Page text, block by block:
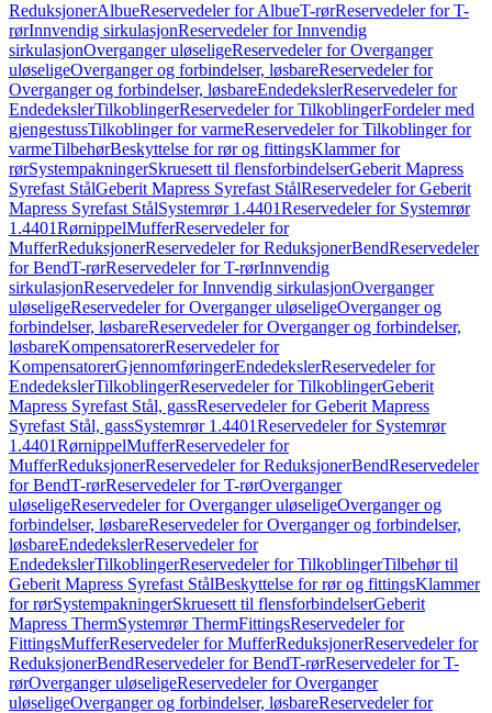
ReduksjonerAlbueReservedeler for AlbueT-rørReservedeler for T-
rørInnvendig sirkulasjonReservedeler for Innvendig
sirkulasjonOverganger uløseligeReservedeler for Overganger
uløseligeOverganger og forbindelser, løsbareReservedeler for
Overganger og forbindelser, løsbareEndedekslerReservedeler for
EndedekslerTilkoblingerReservedeler for TilkoblingerFordeler med
gjengestussTilkoblinger for varmeReservedeler for Tilkoblinger for
varmeTilbehørBeskyttelse for rør og fittingsKlammer for
rørSystempakningerSkruesett til flensforbindelserGeberit Mapress
Syrefast StålGeberit Mapress Syrefast StålReservedeler for Geberit
Mapress Syrefast StålSystemrør 1.4401Reservedeler for Systemrør
1.4401RørnippelMufferReservedeler for
MufferReduksjonerReservedeler for ReduksjonerBendReservedeler
for BendT-rørReservedeler for T-rørInnvendig
sirkulasjonReservedeler for Innvendig sirkulasjonOverganger
uløseligeReservedeler for Overganger uløseligeOverganger og
forbindelser, løsbareReservedeler for Overganger og forbindelser,
løsbareKompensatorerReservedeler for
KompensatorerGjennomføringerEndedekslerReservedeler for
EndedekslerTilkoblingerReservedeler for TilkoblingerGeberit
Mapress Syrefast Stål, gassReservedeler for Geberit Mapress
Syrefast Stål, gassSystemrør 1.4401Reservedeler for Systemrør
1.4401RørnippelMufferReservedeler for
MufferReduksjonerReservedeler for ReduksjonerBendReservedeler
for BendT-rørReservedeler for T-rørOverganger
uløseligeReservedeler for Overganger uløseligeOverganger og
forbindelser, løsbareReservedeler for Overganger og forbindelser,
løsbareEndedekslerReservedeler for
EndedekslerTilkoblingerReservedeler for TilkoblingerTilbehør til
Geberit Mapress Syrefast StålBeskyttelse for rør og fittingsKlammer
for rørSystempakningerSkruesett til flensforbindelserGeberit
Mapress ThermSystemrør ThermFittingsReservedeler for
FittingsMufferReservedeler for MufferReduksjonerReservedeler for
ReduksjonerBendReservedeler for BendT-rørReservedeler for T-
rørOverganger uløseligeReservedeler for Overganger
uløseligeOverganger og forbindelser, løsbareReservedeler for